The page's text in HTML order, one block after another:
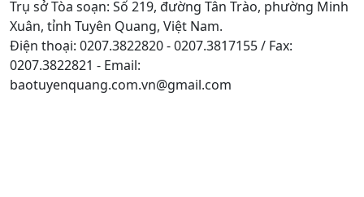
Trụ sở Tòa soạn: Số 219, đường Tân Trào, phường Minh
Xuân, tỉnh Tuyên Quang, Việt Nam.
Điện thoại: 0207.3822820 - 0207.3817155 / Fax:
0207.3822821 - Email:
baotuyenquang.com.vn@gmail.com